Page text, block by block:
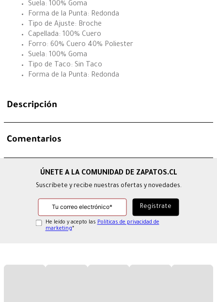
Suela: 100% Goma
Forma de la Punta: Redonda
Tipo de Ajuste: Broche
Capellada: 100% Cuero
Forro: 60% Cuero 40% Poliester
Suela: 100% Goma
Tipo de Taco: Sin Taco
Forma de la Punta: Redonda
Descripción
Comentarios
Suscríbete y recibe nuestras ofertas y novedades.
He leído y acepto las Políticas de privacidad de
marketing*